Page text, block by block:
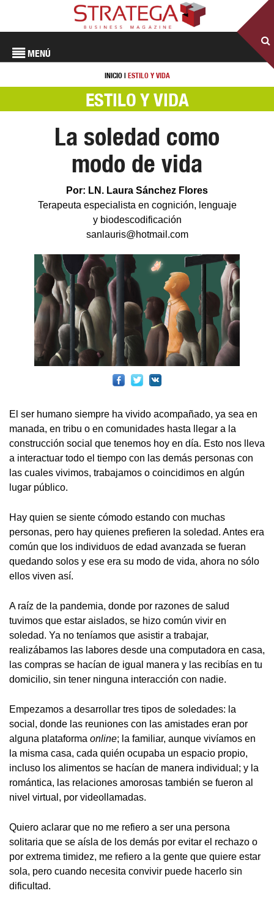
MENÚ
INICIO| ESTILO Y VIDA
ESTILO Y VIDA
La soledad como
modo de vida
Por: LN. Laura Sánchez Flores
Terapeuta especialista en cognición, lenguaje
y biodescodificación
sanlauris@hotmail.com
El ser humano siempre ha vivido acompañado, ya sea en
manada, en tribu o en comunidades hasta llegar a la
construcción social que tenemos hoy en día. Esto nos lleva
a interactuar todo el tiempo con las demás personas con
las cuales vivimos, trabajamos o coincidimos en algún
lugar público.
Hay quien se siente cómodo estando con muchas
personas, pero hay quienes prefieren la soledad. Antes era
común que los individuos de edad avanzada se fueran
quedando solos y ese era su modo de vida, ahora no sólo
ellos viven así.
A raíz de la pandemia, donde por razones de salud
tuvimos que estar aislados, se hizo común vivir en
soledad. Ya no teníamos que asistir a trabajar,
realizábamos las labores desde una computadora en casa,
las compras se hacían de igual manera y las recibías en tu
domicilio, sin tener ninguna interacción con nadie.
Empezamos a desarrollar tres tipos de soledades: la
social, donde las reuniones con las amistades eran por
alguna plataforma online; la familiar, aunque vivíamos en
la misma casa, cada quién ocupaba un espacio propio,
incluso los alimentos se hacían de manera individual; y la
romántica, las relaciones amorosas también se fueron al
nivel virtual, por videollamadas.
Quiero aclarar que no me refiero a ser una persona
solitaria que se aísla de los demás por evitar el rechazo o
por extrema timidez, me refiero a la gente que quiere estar
sola, pero cuando necesita convivir puede hacerlo sin
dificultad.